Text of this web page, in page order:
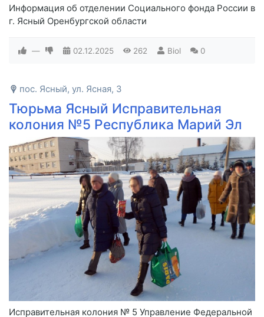
Информация об отделении Социального фонда России в
г. Ясный Оренбургской области
— 02.12.2025 262 Biol 0
пос. Ясный, ул. Ясная, 3
Тюрьма Ясный Исправительная
колония №5 Республика Марий Эл
Исправительная колония № 5 Управление Федеральной